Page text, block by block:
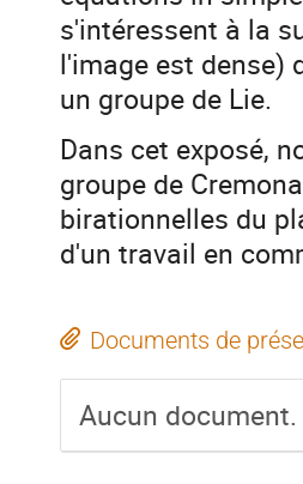
s'intéressent à la
l'image est dense)
un groupe de Lie.
Dans cet exposé,
groupe de
birationnelles du
d'un travail en
Documents de
Aucun document.